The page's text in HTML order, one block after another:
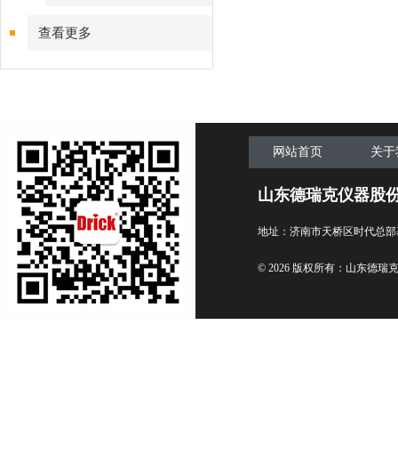
查看更多
网站首页 关
山东德瑞克仪器股
地址：济南市天桥区时代总
© 2026 版权所有：山东德瑞